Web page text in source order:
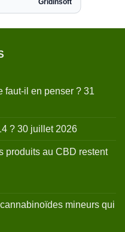
faut-il en penser ? 31
? 30 juillet 2026
produits au CBD restent
mineurs qui